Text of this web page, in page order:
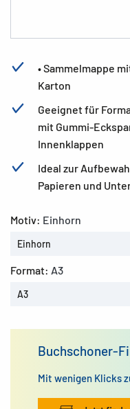
• Sammelmappe
Karton
Geeignet für
mit Gummi-
Innenklappen
Ideal zur
Papieren und
Motiv: Einhorn
Einhorn
Format: A3
A3
Buchschoner-
Mit wenigen Klicks